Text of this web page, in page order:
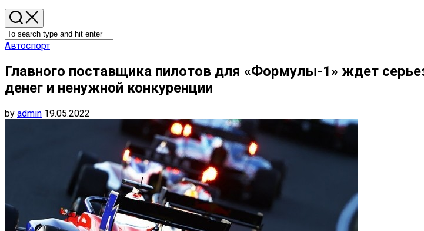
Автоспорт
Главного поставщика пилотов для «Формулы-1» ждет
денег и ненужной конкуренции
by admin 19.05.2022